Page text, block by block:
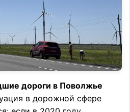
дороги в Поволжье
в дорожной сфере